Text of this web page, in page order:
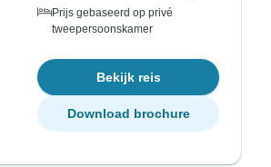
Prijs gebaseerd op privé
tweepersoonskamer
Bekijk reis
Download brochure